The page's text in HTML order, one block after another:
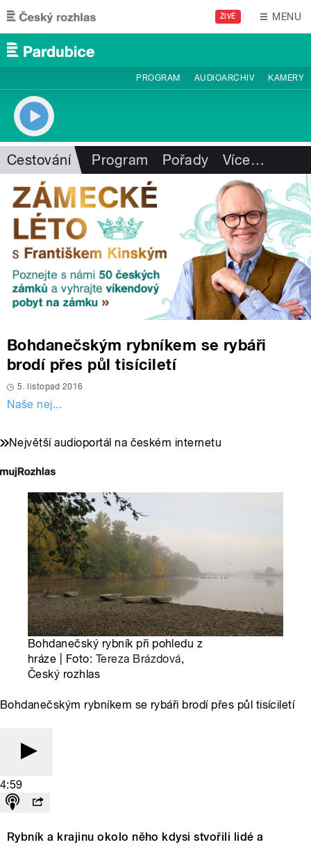
Přejít k hlavnímu obsahu
ŽIVĚ MENU
PROGRAM AUDIOARCHIV KAMERY
Cestování Program Pořady Více…
Bohdanečským rybníkem se rybáři
brodí přes půl tisíciletí
5. listopad 2016
Naše nej...
Největší audioportál na českém internetu
Bohdanečský rybník při pohledu z
hráze | Foto: Tereza Brázdová,
Český rozhlas
Bohdanečským rybníkem se rybáři brodí přes půl tisíciletí
4:59
Rybník a krajinu okolo něho kdysi stvořili lidé a